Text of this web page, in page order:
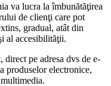
va lucra la îmbunătăţirea
de clienţi care pot
gradual, atât din
al accesibilităţii.
pe adresa dvs de e-
produselor electronice,